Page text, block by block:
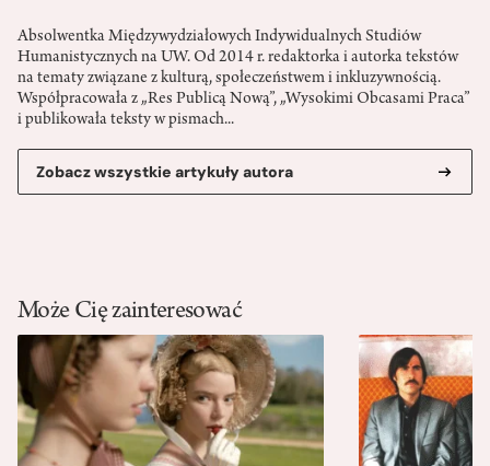
Absolwentka Międzywydziałowych Indywidualnych Studiów
Humanistycznych na UW. Od 2014 r. redaktorka i autorka tekstów
na tematy związane z kulturą, społeczeństwem i inkluzywnością.
Współpracowała z „Res Publicą Nową”, „Wysokimi Obcasami Praca”
i publikowała teksty w pismach...
Zobacz wszystkie artykuły autora
Może Cię zainteresować